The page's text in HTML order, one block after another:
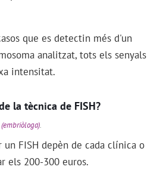
que es detectin més d'un
analitzat, tots els senyals
intensitat.
la tècnica de FISH?
.
FISH depèn de cada clínica o
els 200-300 euros.